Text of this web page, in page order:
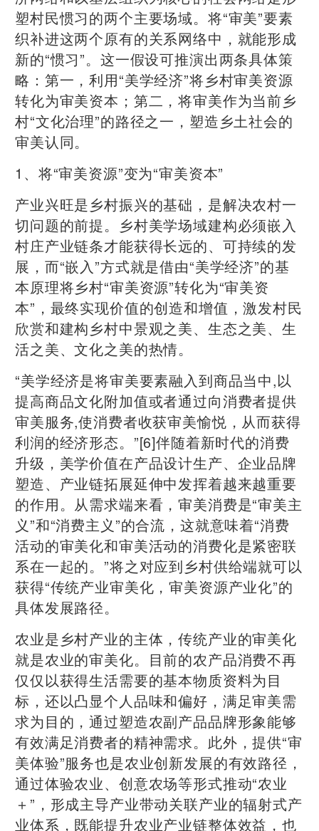
塑村民惯习的两个主要场域。将“审美”要素
织补进这两个原有的关系网络中，就能形成
新的“惯习”。这一假设可推演出两条具体策
略：第一，利用“美学经济”将乡村审美资源
转化为审美资本；第二，将审美作为当前乡
村“文化治理”的路径之一，塑造乡土社会的
审美认同。
1、将“审美资源”变为“审美资本”
产业兴旺是乡村振兴的基础，是解决农村一
切问题的前提。乡村美学场域建构必须嵌入
村庄产业链条才能获得长远的、可持续的发
展，而“嵌入”方式就是借由“美学经济”的基
本原理将乡村“审美资源”转化为“审美资
本”，最终实现价值的创造和增值，激发村民
欣赏和建构乡村中景观之美、生态之美、生
活之美、文化之美的热情。
“美学经济是将审美要素融入到商品当中,以
提高商品文化附加值或者通过向消费者提供
审美服务,使消费者收获审美愉悦，从而获得
利润的经济形态。”[6]伴随着新时代的消费
升级，美学价值在产品设计生产、企业品牌
塑造、产业链拓展延伸中发挥着越来越重要
的作用。从需求端来看，审美消费是“审美主
义”和“消费主义”的合流，这就意味着“消费
活动的审美化和审美活动的消费化是紧密联
系在一起的。”将之对应到乡村供给端就可以
获得“传统产业审美化，审美资源产业化”的
具体发展路径。
农业是乡村产业的主体，传统产业的审美化
就是农业的审美化。目前的农产品消费不再
仅仅以获得生活需要的基本物质资料为目
标，还以凸显个人品味和偏好，满足审美需
求为目的，通过塑造农副产品品牌形象能够
有效满足消费者的精神需求。此外，提供“审
美体验”服务也是农业创新发展的有效路径，
通过体验农业、创意农场等形式推动“农业
＋”，形成主导产业带动关联产业的辐射式产
业体系，既能提升农业产业链整体效益，也